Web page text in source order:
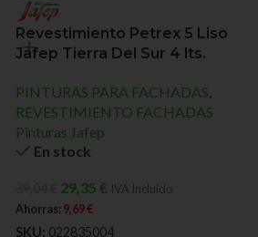
Revestimiento Petrex 5 Liso
Jafep Tierra Del Sur 4 lts.
PINTURAS PARA FACHADAS,
REVESTIMIENTO FACHADAS
Pinturas Jafep
En stock
29,35 € IVA Incluido
Ahorras: 9,69€
SKU: 022835004